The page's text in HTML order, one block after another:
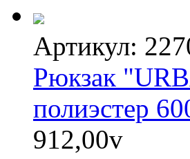
Артикул:
Рюкзак
полиэстер
912,00v